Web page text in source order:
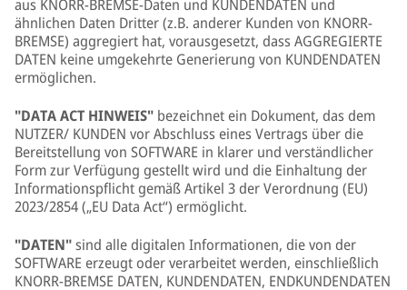
aus KNORR-BREMSE-Daten und KUNDENDATEN und
ähnlichen Daten Dritter (z.B. anderer Kunden von KNORR-
BREMSE) aggregiert hat, vorausgesetzt, dass AGGREGIERTE
DATEN keine umgekehrte Generierung von KUNDENDATEN
ermöglichen.
"DATA ACT HINWEIS" bezeichnet ein Dokument, das dem
NUTZER/ KUNDEN vor Abschluss eines Vertrags über die
Bereitstellung von SOFTWARE in klarer und verständlicher
Form zur Verfügung gestellt wird und die Einhaltung der
Informationspflicht gemäß Artikel 3 der Verordnung (EU)
2023/2854 („EU Data Act“) ermöglicht.
"DATEN"sind alle digitalen Informationen, die von der
SOFTWARE erzeugt oder verarbeitet werden, einschließlich
KNORR-BREMSE DATEN, KUNDENDATEN, ENDKUNDENDATEN